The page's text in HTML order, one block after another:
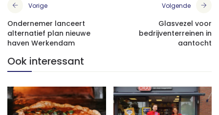
Vorige
Ondernemer lanceert
alternatief plan nieuwe
haven Werkendam
Volgende
Glasvezel voor
bedrijventerreinen in
aantocht
Ook interessant